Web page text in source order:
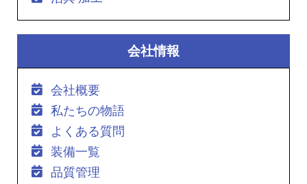
会社情報
会社概要
私たちの物語
よくある質問
装備一覧
品質管理